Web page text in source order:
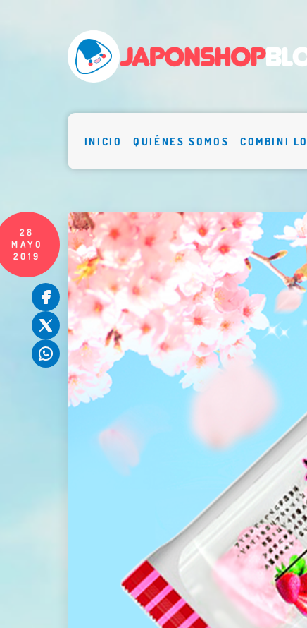
INICIO QUIÉNES SOMOS COMBINI
28
MAYO
2019